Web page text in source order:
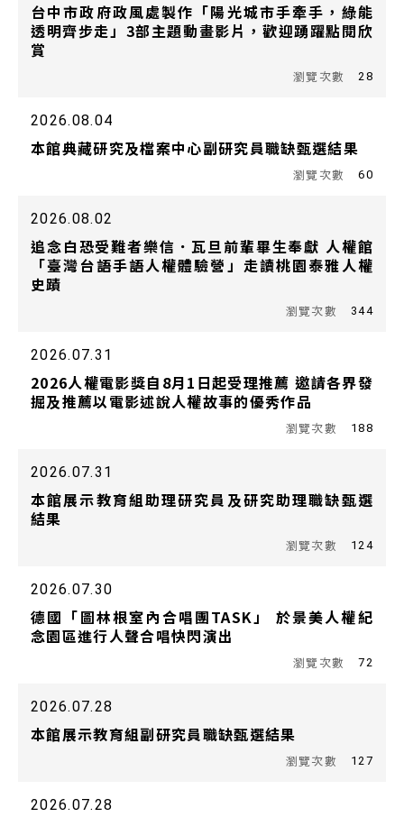
台中市政府政風處製作「陽光城市手牽手，綠能
透明齊步走」3部主題動畫影片，歡迎踴躍點閱欣
賞
28
2026.08.04
本館典藏研究及檔案中心副研究員職缺甄選結果
60
2026.08.02
追念白恐受難者樂信．瓦旦前輩畢生奉獻 人權館
「臺灣台語手語人權體驗營」走讀桃園泰雅人權
史蹟
344
2026.07.31
2026人權電影獎自8月1日起受理推薦 邀請各界發
掘及推薦以電影述說人權故事的優秀作品
188
2026.07.31
本館展示教育組助理研究員及研究助理職缺甄選
結果
124
2026.07.30
德國「圖林根室內合唱團TASK」 於景美人權紀
念園區進行人聲合唱快閃演出
72
2026.07.28
本館展示教育組副研究員職缺甄選結果
127
2026.07.28